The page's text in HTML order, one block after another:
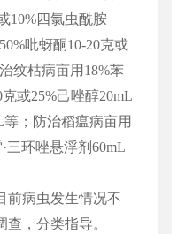
10%四氯虫酰胺
50%吡蚜酮10-20克或
纹枯病亩用 18%苯
克或25%己唑醇20mL
等；防治稻瘟病亩用
三环唑悬浮剂 60mL
前病虫发生情况不
，分类指导。